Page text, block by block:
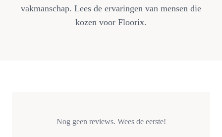
vakmanschap. Lees de ervaringen van mensen die
kozen voor Floorix.
Nog geen reviews. Wees de eerste!